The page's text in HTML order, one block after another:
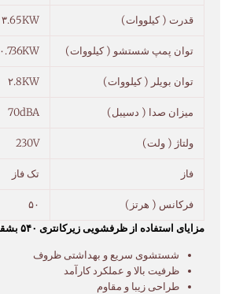
قدرت ( کیلووات) ۳.65KW
توان پمپ شستشو ( کیلووات) ۰.736KW
توان بویلر ( کیلووات) ۲.8KW
میزان صدا ( دسیبل) 70dBA
ولتاژ ( ولت) 230V
فاز تک فاز
فرکانس ( هرتز)
۵۰
مزایای استفاده از ظرفشویی زیرکانتری ۵۴۰ بشقاب زانوسی:
شستشوی سریع و بهداشتی ظروف
ظرفیت بالا و عملکرد کارآمد
طراحی زیبا و مقاوم